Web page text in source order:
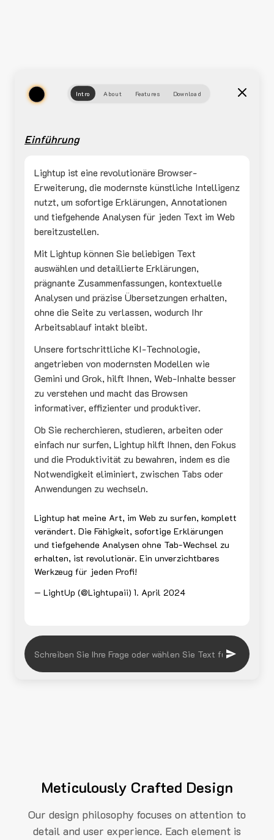
Intro About Features Download
Einführung
Lightup ist eine revolutionäre Browser-
Erweiterung, die modernste künstliche Intelligenz
nutzt, um sofortige Erklärungen, Annotationen
und tiefgehende Analysen für jeden Text im Web
bereitzustellen.
Mit Lightup können Sie beliebigen Text
auswählen und detaillierte Erklärungen,
prägnante Zusammenfassungen, kontextuelle
Analysen und präzise Übersetzungen erhalten,
ohne die Seite zu verlassen, wodurch Ihr
Arbeitsablauf intakt bleibt.
Unsere fortschrittliche KI-Technologie,
angetrieben von modernsten Modellen wie
Gemini und Grok, hilft Ihnen, Web-Inhalte besser
zu verstehen und macht das Browsen
informativer, effizienter und produktiver.
Ob Sie recherchieren, studieren, arbeiten oder
einfach nur surfen, Lightup hilft Ihnen, den Fokus
und die Produktivität zu bewahren, indem es die
Notwendigkeit eliminiert, zwischen Tabs oder
Anwendungen zu wechseln.
Lightup hat meine Art, im Web zu surfen, komplett
verändert. Die Fähigkeit, sofortige Erklärungen
und tiefgehende Analysen ohne Tab-Wechsel zu
erhalten, ist revolutionär. Ein unverzichtbares
Werkzeug für jeden Profi!
— LightUp (@Lightupaii) 1. April 2024
Meticulously Crafted Design
Our design philosophy focuses on attention to
detail and user experience. Each element is